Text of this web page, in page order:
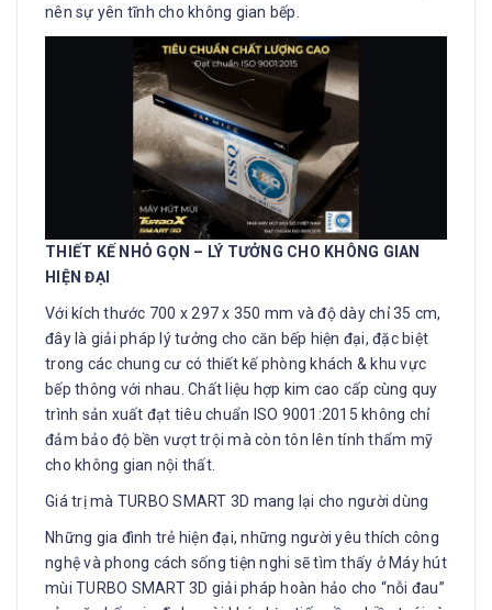
nên sự yên tĩnh cho không gian bếp.
THIẾT KẾ NHỎ GỌN – LÝ TƯỞNG CHO KHÔNG GIAN
HIỆN ĐẠI
Với kích thước 700 x 297 x 350 mm và độ dày chỉ 35 cm,
đây là giải pháp lý tưởng cho căn bếp hiện đại, đặc biệt
trong các chung cư có thiết kế phòng khách & khu vực
bếp thông với nhau. Chất liệu hợp kim cao cấp cùng quy
trình sản xuất đạt tiêu chuẩn ISO 9001:2015 không chỉ
đảm bảo độ bền vượt trội mà còn tôn lên tính thẩm mỹ
cho không gian nội thất.
Giá trị mà TURBO SMART 3D mang lại cho người dùng
Những gia đình trẻ hiện đại, những người yêu thích công
nghệ và phong cách sống tiện nghi sẽ tìm thấy ở Máy hút
mùi TURBO SMART 3D giải pháp hoàn hảo cho “nỗi đau”